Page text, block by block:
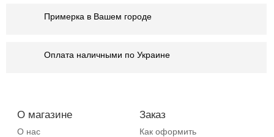
Примерка в Вашем городе
Оплата наличными по Украине
О магазине
О нас
Заказ
Как оформить